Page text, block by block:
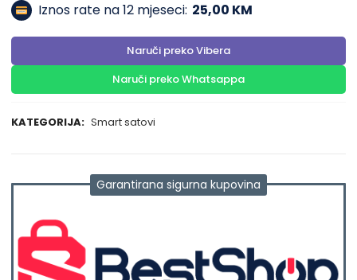
Iznos rate na 12 mjeseci: 25,00 KM
Naruči preko Vibera
Naruči preko Whatsappa
KATEGORIJA: Smart satovi
Garantirana sigurna kupovina